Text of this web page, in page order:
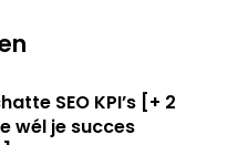
SEO KPI’s [+ 2
wél je succes